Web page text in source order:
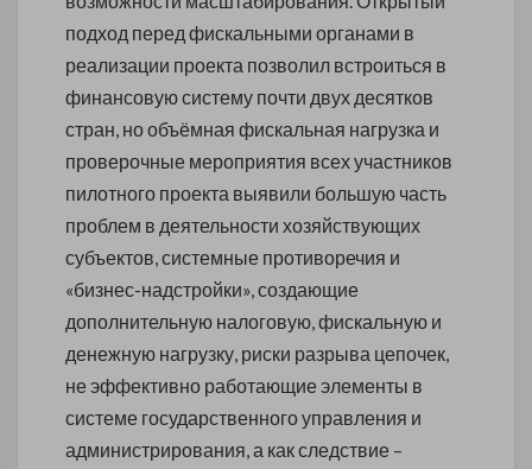
подход перед фискальными органами в
реализации проекта позволил встроиться в
финансовую систему почти двух десятков
стран, но объёмная фискальная нагрузка и
проверочные мероприятия всех участников
пилотного проекта выявили большую часть
проблем в деятельности хозяйствующих
субъектов, системные противоречия и
«бизнес-надстройки», создающие
дополнительную налоговую, фискальную и
денежную нагрузку, риски разрыва цепочек,
не эффективно работающие элементы в
системе государственного управления и
администрирования, а как следствие –